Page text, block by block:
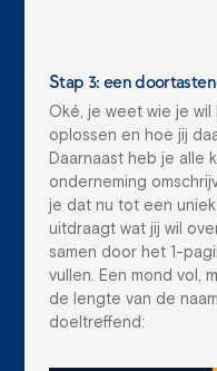
Stap 3: een
Oké, je weet wie je
oplossen en hoe jij
Daarnaast heb je alle
onderneming
je dat nu tot een
uitdraagt wat jij wil
samen door het 1-
vullen. Een mond vol,
de lengte van de
doeltreffend: